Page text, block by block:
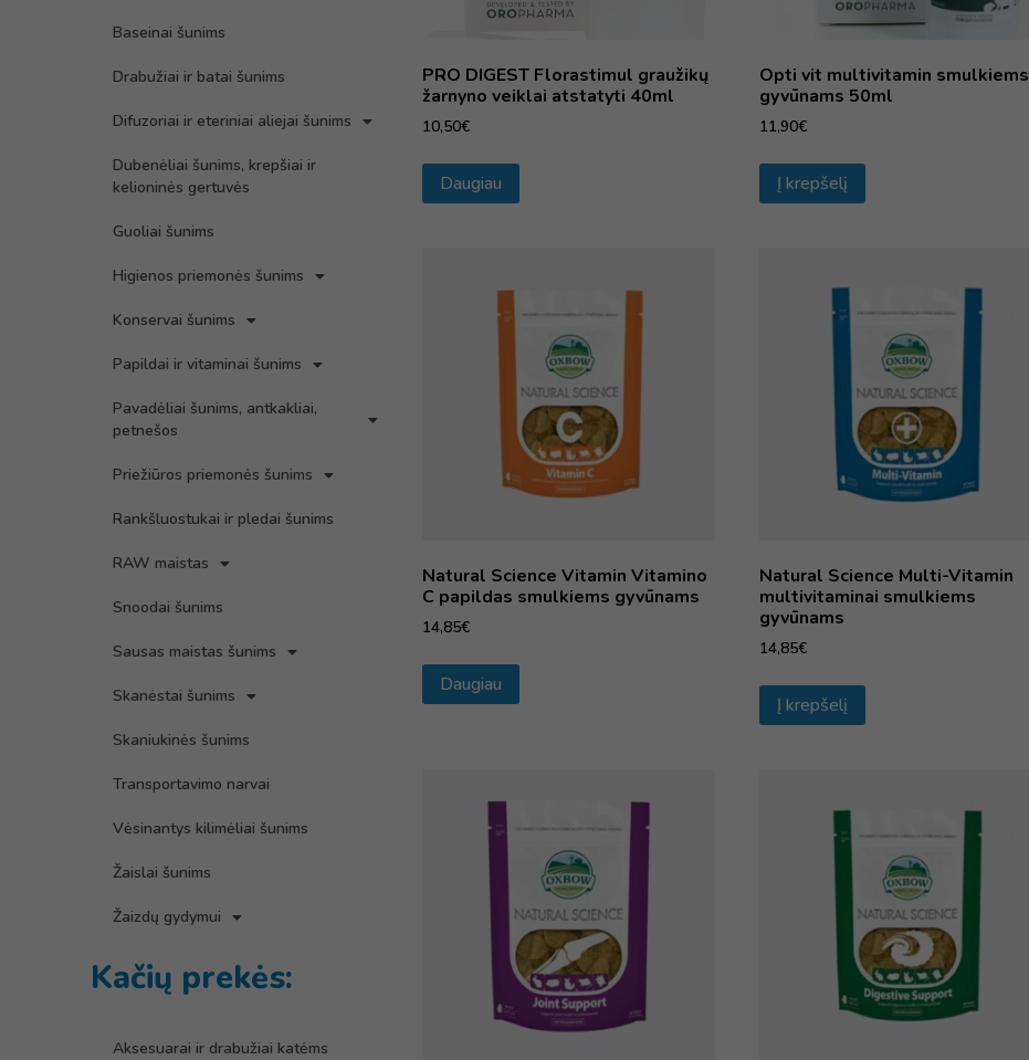
Baseinai šunims
Drabužiai ir batai šunims
Difuzoriai ir eteriniai aliejai šunims
Dubenėliai šunims, krepšiai ir
kelioninės gertuvės
Guoliai šunims
Higienos priemonės šunims
Konservai šunims
Papildai ir vitaminai šunims
Pavadėliai šunims, antkakliai,
petnešos
Priežiūros priemonės šunims
Rankšluostukai ir pledai šunims
RAW maistas
Snoodai šunims
Sausas maistas šunims
Skanėstai šunims
Skaniukinės šunims
Transportavimo narvai
Vėsinantys kilimėliai šunims
Žaislai šunims
Žaizdų gydymui
Kačių prekės:
Aksesuarai ir drabužiai katėms
PRO DIGEST Florastimul graužikų
žarnyno veiklai atstatyti 40ml
10,50€
Daugiau
Opti vit multivitamin smulkiems
gyvūnams 50ml
11,90€
Į krepšelį
Natural Science Vitamin Vitamino
C papildas smulkiems gyvūnams
14,85€
Daugiau
Natural Science Multi-Vitamin
multivitaminai smulkiems
gyvūnams
14,85€
Į krepšelį